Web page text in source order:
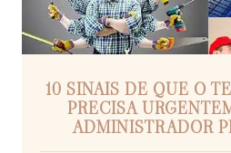
10 SINAIS DE QUE O
PRECISA
ADMINISTRADOR